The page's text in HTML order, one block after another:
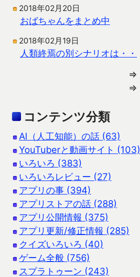
2018年02月20日
おばちゃんをまとめ中
2018年02月19日
人類終焉の別シナリオは・・
⇒
⇒
コンテンツ分類
AI（人工知能）の話 (63)
YouTuberと動画サイト (103)
いろいろ (383)
いろいろレビュー (27)
アプリの事 (394)
アプリストアの話 (288)
アプリ公開情報 (375)
アプリ更新/修正情報 (285)
クイズいろいろ (40)
ゲーム全般 (756)
スプラトゥーン (243)